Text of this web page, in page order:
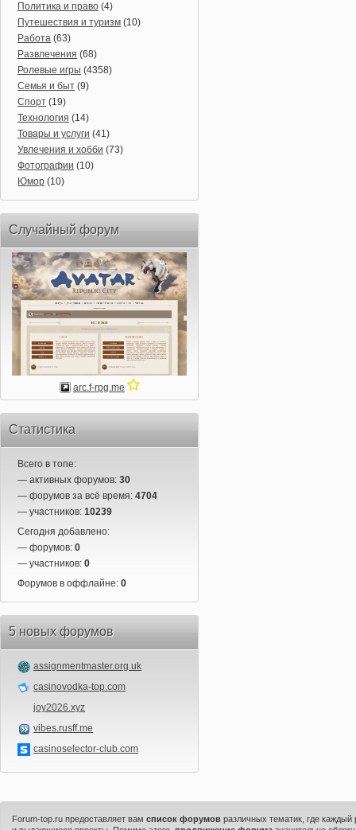
Политика и право (4)
Путешествия и туризм (10)
Работа (63)
Развлечения (68)
Ролевые игры (4358)
Семья и быт (9)
Спорт (19)
Технология (14)
Товары и услуги (41)
Увлечения и хобби (73)
Фотографии (10)
Юмор (10)
Случайный форум
arc.f-rpg.me
Статистика
Всего в топе:
— активных форумов: 30
— форумов за всё время: 4704
— участников: 10239
Сегодня добавлено:
— форумов: 0
— участников: 0
Форумов в оффлайне: 0
5 новых форумов
assignmentmaster.org.uk
casinovodka-top.com
joy2026.xyz
vibes.rusff.me
casinoselector-club.com
Forum-top.ru предоставляет вамсписок форумов различных тематик, где